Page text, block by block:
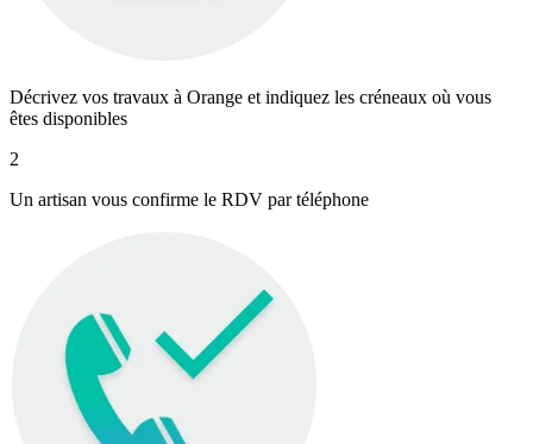
Décrivez vos travaux à Orange et indiquez les créneaux où vous
êtes disponibles
2
Un artisan vous confirme le RDV par téléphone